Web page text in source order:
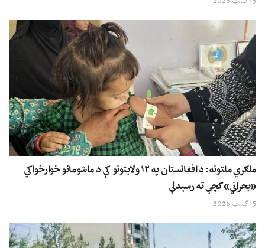
ملګري ملتونه: د افغانستان په ۱۲ ولایتونو کې د ماشومانو خوارځواکي
«بحراني» کچې ته رسېدلې
5 اگست 2026